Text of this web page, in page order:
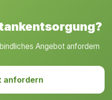
Angebot anfordern
anfordern